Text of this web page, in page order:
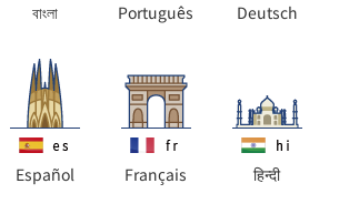
বাংলা Português Deutsch
Español Français हिन्दी